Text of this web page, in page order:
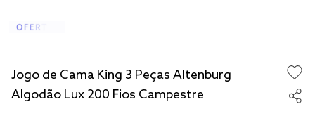
Jogo de Cama King 3 Peças Altenburg
Algodão Lux 200 Fios Campestre
edredom
travesseiro